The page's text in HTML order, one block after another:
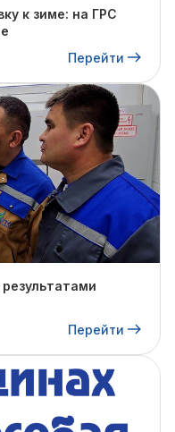
к зиме: на ГРС
Перейти
Перейти